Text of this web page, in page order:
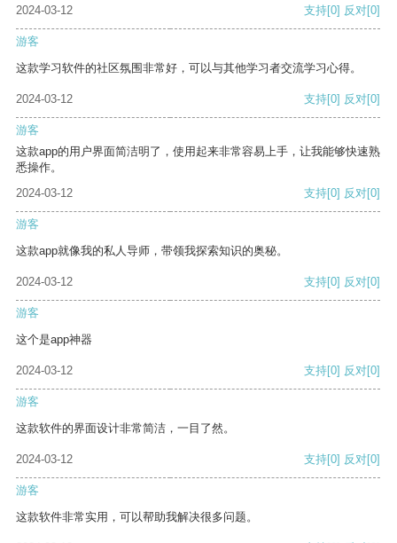
2024-03-12 支持[0] 反对[0]
游客
这款学习软件的社区氛围非常好，可以与其他学习者交流学习心得。
2024-03-12 支持[0] 反对[0]
游客
这款app的用户界面简洁明了，使用起来非常容易上手，让我能够快速熟
悉操作。
2024-03-12
支持[0] 反对[0]
游客
这款app就像我的私人导师，带领我探索知识的奥秘。
2024-03-12 支持[0] 反对[0]
游客
这个是app神器
2024-03-12 支持[0] 反对[0]
游客
这款软件的界面设计非常简洁，一目了然。
2024-03-12 支持[0] 反对[0]
游客
这款软件非常实用，可以帮助我解决很多问题。